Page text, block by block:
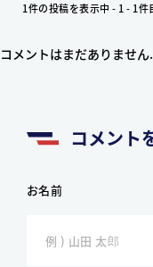
1件の投稿を表示中 - 1 - 1件
コメントはまだありません.
コメント
お名前